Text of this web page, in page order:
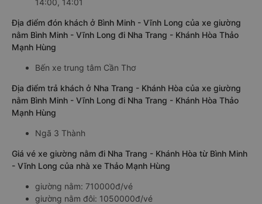
14:00, 14:01
Địa điểm đón khách ở Bình Minh - Vĩnh Long của xe giường
nằm Bình Minh - Vĩnh Long đi Nha Trang - Khánh Hòa Thảo
Mạnh Hùng
Bến xe trung tâm Cần Thơ
Địa điểm trả khách ở Nha Trang - Khánh Hòa của xe giường
nằm Bình Minh - Vĩnh Long đi Nha Trang - Khánh Hòa Thảo
Mạnh Hùng
Ngã 3 Thành
Giá vé xe giường nằm đi Nha Trang - Khánh Hòa từ Bình Minh
- Vĩnh Long của nhà xe Thảo Mạnh Hùng
giường nằm: 710000đ/vé
giường nằm đôi: 1050000đ/vé